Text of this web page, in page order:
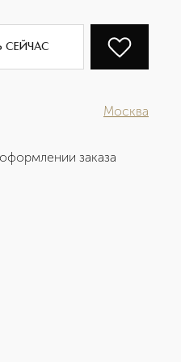
СЕЙЧАС
Москва
заказа